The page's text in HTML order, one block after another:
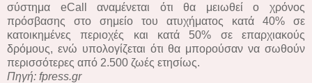
σύστημα eCall αναμένεται ότι θα μειωθεί ο χρόνος
πρόσβασης στο σημείο του ατυχήματος κατά 40% σε
κατοικημένες περιοχές και κατά 50% σε επαρχιακούς
δρόμους, ενώ υπολογίζεται ότι θα μπορούσαν να σωθούν
περισσότερες από 2.500 ζωές ετησίως.
Πηγή: fpress.gr